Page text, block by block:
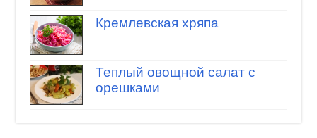
Кремлевская хряпа
Теплый овощной салат с
орешками